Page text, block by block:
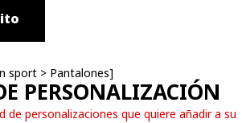
sport > Pantalones]
PERSONALIZACIÓN
de personalizaciones que quiere añadir a su